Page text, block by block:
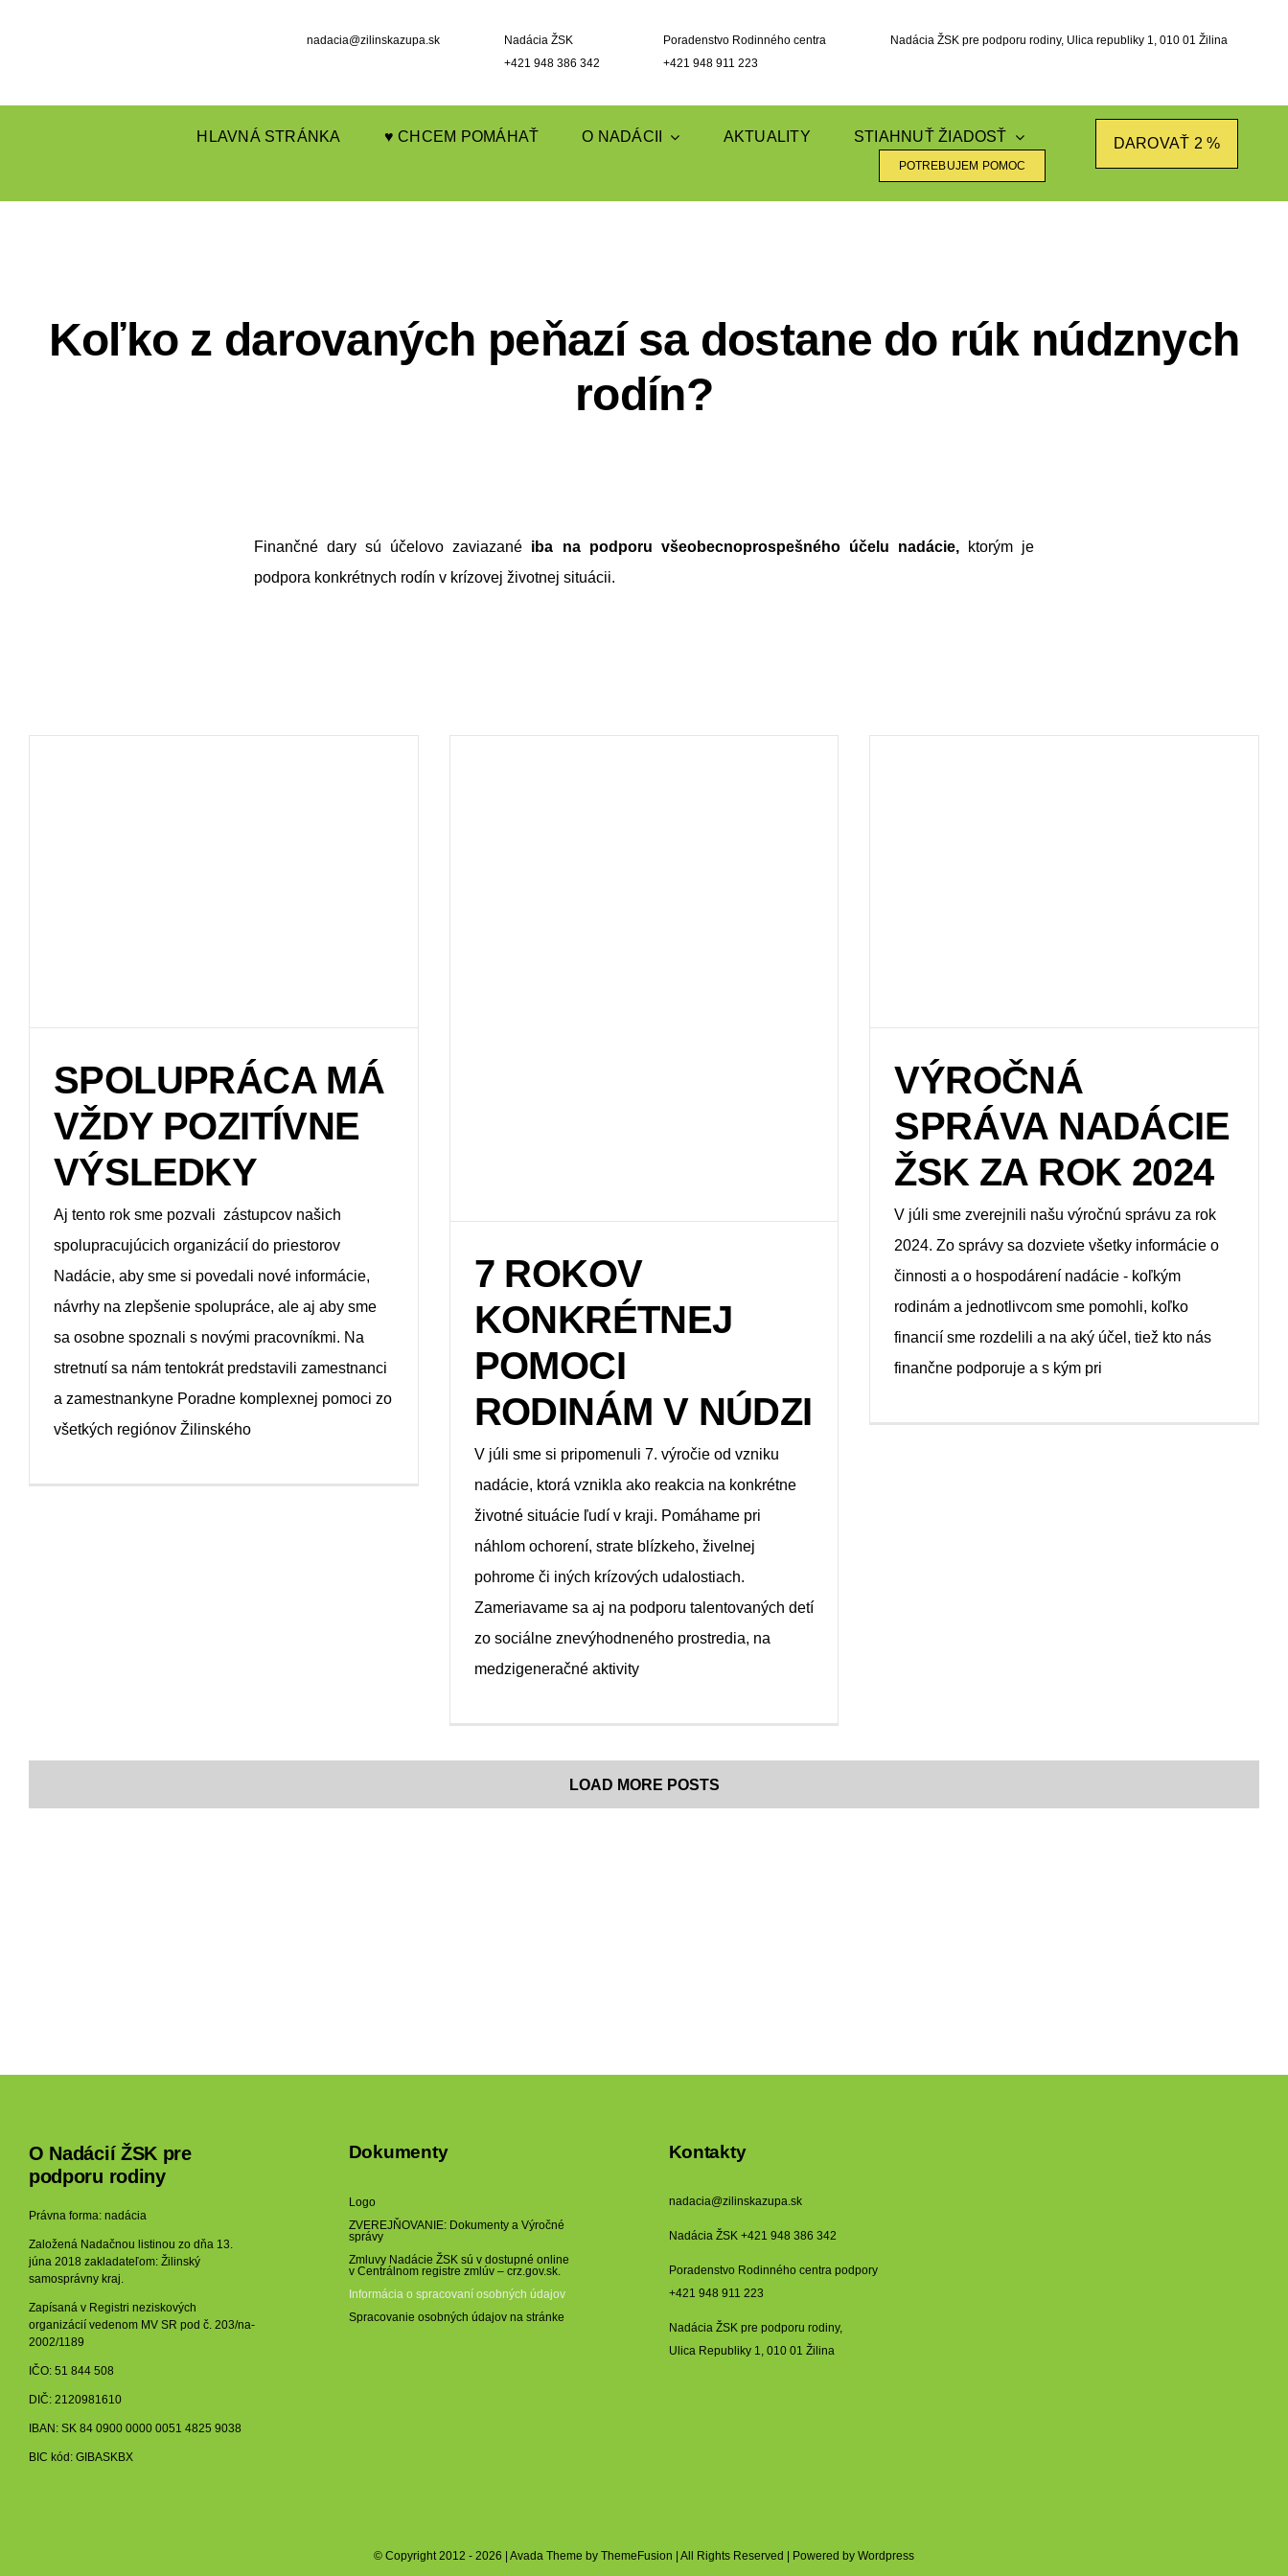
nadacia@zilinskazupa.sk
Nadácia ŽSK
+421 948 386 342
Poradenstvo Rodinného centra
+421 948 911 223
Nadácia ŽSK pre podporu rodiny, Ulica republiky 1, 010 01 Žilina
HLAVNÁ STRÁNKA ♥ CHCEM POMÁHAŤ O NADÁCII AKTUALITY STIAHNUŤ ŽIADOSŤ
POTREBUJEM POMOC
DAROVAŤ 2 %
Koľko z darovaných peňazí sa dostane do rúk núdznych
rodín?
Finančné dary sú účelovo zaviazané iba na podporu všeobecnoprospešného účelu nadácie,
ktorým je
podpora konkrétnych rodín v krízovej životnej situácii.
SPOLUPRÁCA MÁ
VŽDY POZITÍVNE
VÝSLEDKY
Aj tento rok sme pozvali zástupcov našich
spolupracujúcich organizácií do priestorov
Nadácie, aby sme si povedali nové informácie,
návrhy na zlepšenie spolupráce, ale aj aby sme
sa osobne spoznali s novými pracovníkmi. Na
stretnutí sa nám tentokrát predstavili zamestnanci
a zamestnankyne Poradne komplexnej pomoci zo
všetkých regiónov Žilinského
7 ROKOV
KONKRÉTNEJ
POMOCI
RODINÁM V NÚDZI
V júli sme si pripomenuli 7. výročie od vzniku
nadácie, ktorá vznikla ako reakcia na konkrétne
životné situácie ľudí v kraji. Pomáhame pri
náhlom ochorení, strate blízkeho, živelnej
pohrome či iných krízových udalostiach.
Zameriavame sa aj na podporu talentovaných detí
zo sociálne znevýhodneného prostredia, na
medzigeneračné aktivity
VÝROČNÁ
SPRÁVA NADÁCIE
ŽSK ZA ROK 2024
V júli sme zverejnili našu výročnú správu za rok
2024. Zo správy sa dozviete všetky informácie o
činnosti a o hospodárení nadácie - koľkým
rodinám a jednotlivcom sme pomohli, koľko
financií sme rozdelili a na aký účel, tiež kto nás
finančne podporuje a s kým pri
LOAD MORE POSTS
O Nadácií ŽSK pre
podporu rodiny
Právna forma: nadácia
Založená Nadačnou listinou zo dňa 13.
júna 2018 zakladateľom: Žilinský
samosprávny kraj.
Zapísaná v Registri neziskových
organizácií vedenom MV SR pod č. 203/na-
2002/1189
IČO: 51 844 508
DIČ: 2120981610
IBAN: SK 84 0900 0000 0051 4825 9038
BIC kód: GIBASKBX
Dokumenty
Logo
ZVEREJŇOVANIE: Dokumenty a Výročné
správy
Zmluvy Nadácie ŽSK sú v dostupné online
v Centrálnom registre zmlúv – crz.gov.sk.
Informácia o spracovaní osobných údajov
Spracovanie osobných údajov na stránke
Kontakty
nadacia@zilinskazupa.sk
Nadácia ŽSK +421 948 386 342
Poradenstvo Rodinného centra podpory
+421 948 911 223
Nadácia ŽSK pre podporu rodiny,
Ulica Republiky 1, 010 01 Žilina
© Copyright 2012 - 2026 | Avada Theme by ThemeFusion | All Rights Reserved | Powered by Wordpress